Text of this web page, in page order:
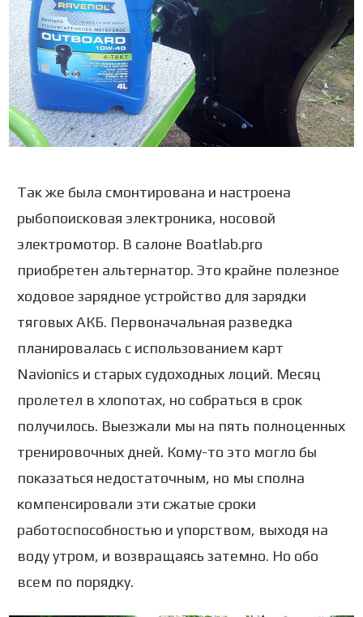
Так же была смонтирована и настроена
рыбопоисковая электроника, носовой
электромотор. В салоне Boatlab.pro
приобретен альтернатор. Это крайне полезное
ходовое зарядное устройство для зарядки
тяговых АКБ. Первоначальная разведка
планировалась с использованием карт
Navionics и старых судоходных лоций. Месяц
пролетел в хлопотах, но собраться в срок
получилось. Выезжали мы на пять полноценных
тренировочных дней. Кому-то это могло бы
показаться недостаточным, но мы сполна
компенсировали эти сжатые сроки
работоспособностью и упорством, выходя на
воду утром, и возвращаясь затемно. Но обо
всем по порядку.